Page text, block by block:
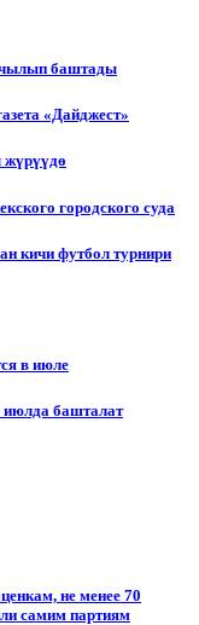
баштады
«Дайджест»
городского суда
кичи футбол турнири
в июле
июлда башталат
не менее 70
самим партиям